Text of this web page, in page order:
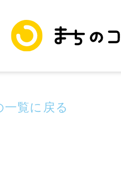
覧に戻る